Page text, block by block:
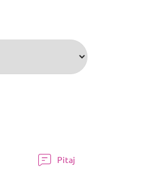
Pitaj